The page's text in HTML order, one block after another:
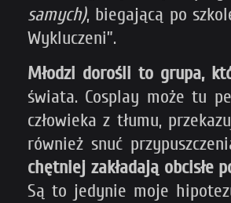
samych), biegającą po
Wykluczeni”.
Młodzi dorośli to grupa,
świata. Cosplay może tu
człowieka z tłumu,
również snuć
chętniej zakładają obcisłe
Są to jedynie moje